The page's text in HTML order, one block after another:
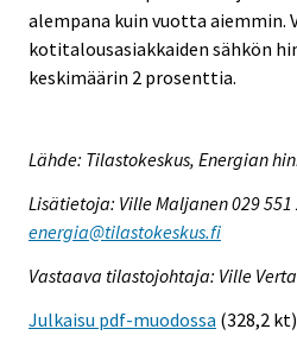
alempana kuin vuotta aiemmin.
kotitalousasiakkaiden sähkön
keskimäärin 2 prosenttia.
Lähde: Tilastokeskus, Energian
Lisätietoja: Ville Maljanen 029 551
energia@tilastokeskus.fi
Vastaava tilastojohtaja: Ville
Julkaisu pdf-muodossa (328,2 kt)